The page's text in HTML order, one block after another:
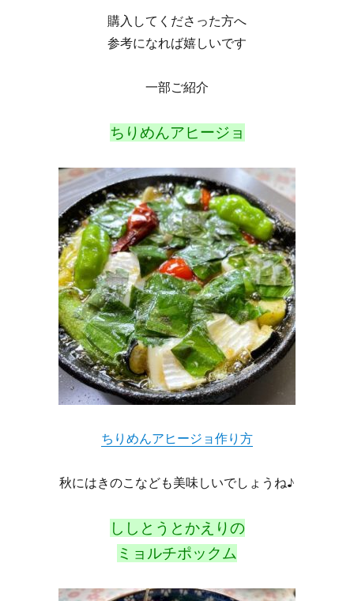
購入してくださった方へ
参考になれば嬉しいです
一部ご紹介
ちりめんアヒージョ
ちりめんアヒージョ作り方
秋にはきのこなども美味しいでしょうね♪
ししとうとかえりの
ミョルチポックム